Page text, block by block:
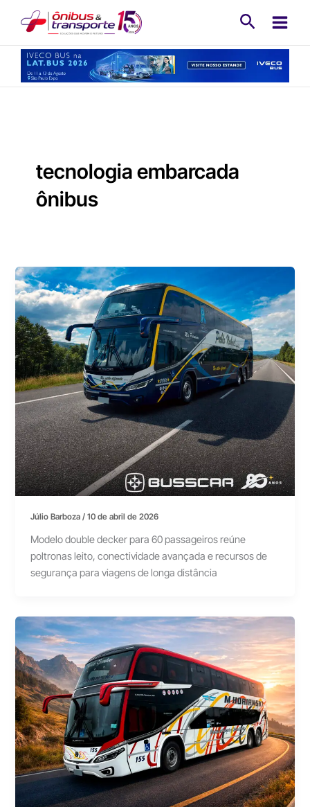
conteúdo
tecnologia embarcada
ônibus
Júlio Barboza/10 de abril de 2026
Modelo double decker para 60 passageiros reúne
poltronas leito, conectividade avançada e recursos de
segurança para viagens de longa distância